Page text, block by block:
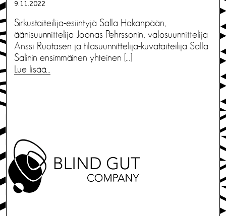
9.11.2022
Sirkustaiteilija-esiintyjä Salla Hakanpään,
äänisuunnittelija Joonas Pehrssonin, valosuunnittelija
Anssi Ruotasen ja tilasuunnittelija-kuvataiteilija Salla
Salinin ensimmäinen yhteinen […]
Lue lisää…